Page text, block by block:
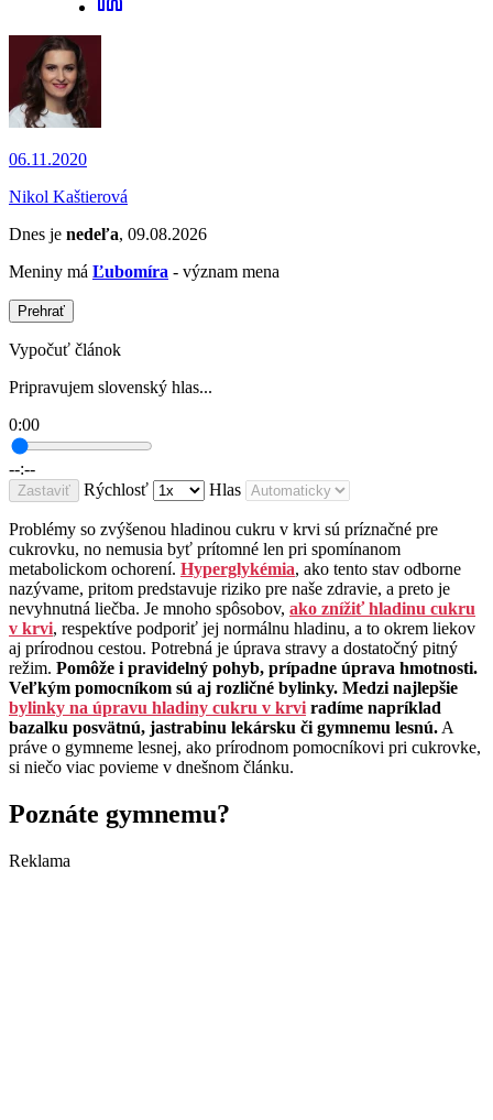
06.11.2020
Nikol Kaštierová
Dnes je nedeľa, 09.08.2026
Meniny má Ľubomíra - význam mena
Prehrať
Vypočuť článok
Pripravujem slovenský hlas...
0:00
--:--
Zastaviť Rýchlosť Hlas
Problémy so zvýšenou hladinou cukru v krvi sú príznačné pre
cukrovku, no nemusia byť prítomné len pri spomínanom
metabolickom ochorení. Hyperglykémia, ako tento stav odborne
nazývame, pritom predstavuje riziko pre naše zdravie, a preto je
nevyhnutná liečba. Je mnoho spôsobov, ako znížiť hladinu cukru
v krvi, respektíve podporiť jej normálnu hladinu, a to okrem liekov
aj prírodnou cestou. Potrebná je úprava stravy a dostatočný pitný
režim. Pomôže i pravidelný pohyb, prípadne úprava hmotnosti.
Veľkým pomocníkom sú aj rozličné bylinky. Medzi najlepšie
bylinky na úpravu hladiny cukru v krviradíme napríklad
bazalku posvätnú, jastrabinu lekársku či gymnemu lesnú.A
práve o gymneme lesnej, ako prírodnom pomocníkovi pri cukrovke,
si niečo viac povieme v dnešnom článku.
Poznáte gymnemu?
Reklama